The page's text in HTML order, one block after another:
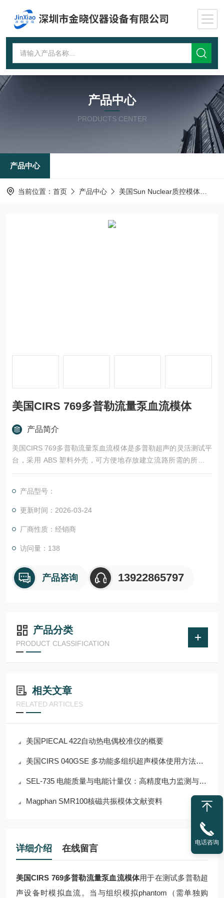
产品中心
PRODUCTS CENTER
产品中心
当前位置： 首页 产品中心 美国Sun Nuclear质控模体
美国CIRS 769多普勒流量泵血流模体
产品简介
美国CIRS 769多普勒流量泵血流模体是多普勒超声的灵活测试平
台，采用 ABS 塑料外壳，可方便地存放建立流路所需的所有配
件。
产品型号：
更新时间：2026-03-24
厂商性质：经销商
访问量：138
产品咨询 13922865797
产品分类
PRODUCT CLASSIFICATION
相关文章
RELATED ARTICLES
美国PIECAL 422自动热电偶校准仪的概要
美国CIRS 040GSE 多功能多组织超声模体使用方法详解
SEL-735 电能质量与电能计量仪：高精度电力监测与智能能源管理解决方案
Magphan SMR100核磁共振模体文献资料
详细介绍 在线留言
美国CIRS 769多普勒流量泵血流模体用于在测试多普勒超
声设备时模拟血流。当与组织模拟phantom（需单独购
电话咨询